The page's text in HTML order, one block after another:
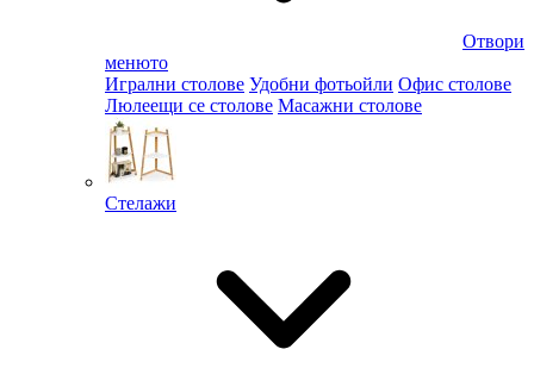
Отвори
менюто
Игрални столове Удобни фотьойли Офис столове
Люлеещи се столове Масажни столове
Стелажи